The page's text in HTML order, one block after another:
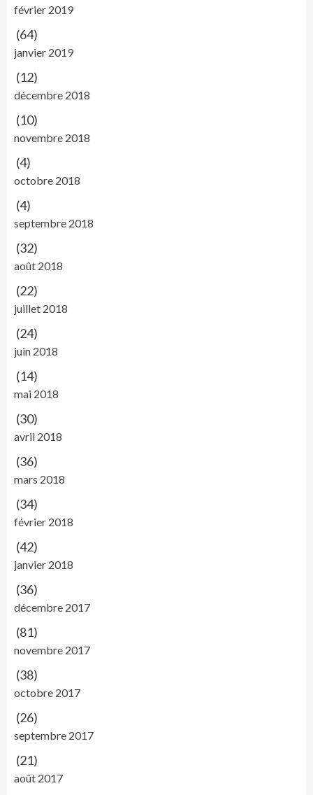
février 2019
(64)
janvier 2019
(12)
décembre 2018
(10)
novembre 2018
(4)
octobre 2018
(4)
septembre 2018
(32)
août 2018
(22)
juillet 2018
(24)
juin 2018
(14)
mai 2018
(30)
avril 2018
(36)
mars 2018
(34)
février 2018
(42)
janvier 2018
(36)
décembre 2017
(81)
novembre 2017
(38)
octobre 2017
(26)
septembre 2017
(21)
août 2017